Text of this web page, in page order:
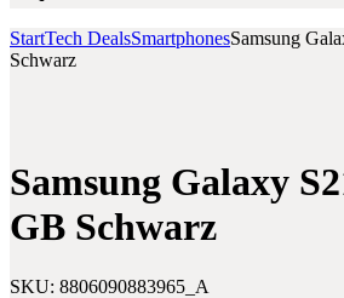
StartTech DealsSmartphonesSamsung
Schwarz
128
GB
Navy
Blue
Edition
LTE
128
GB
Black
Samsung Galaxy
GB Schwarz
SKU: 8806090883965_A